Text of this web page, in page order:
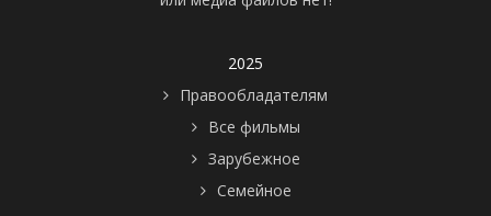
2025
Правообладателям
Все фильмы
Зарубежное
Семейное